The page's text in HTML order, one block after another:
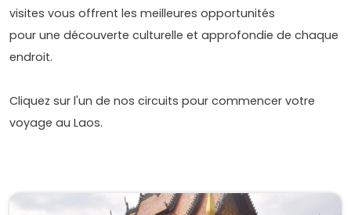
visites vous offrent les meilleures opportunités
pour une découverte culturelle et approfondie de chaque
endroit.
Cliquez sur l'un de nos circuits pour commencer votre
voyage au Laos.